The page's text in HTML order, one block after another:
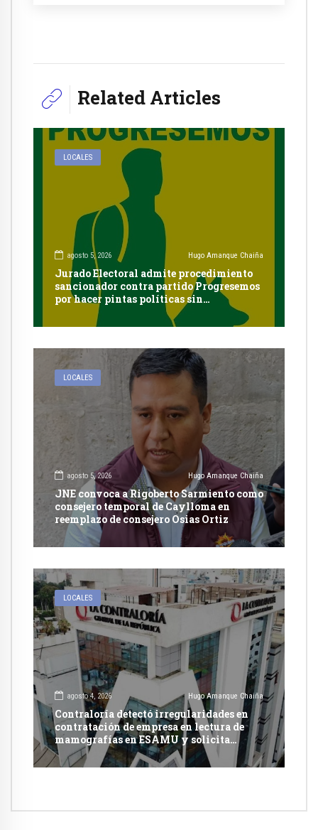
Related Articles
LOCALES
agosto 5, 2026 Hugo Amanque Chaiña
Jurado Electoral admite procedimiento
sancionador contra partido Progresemos
por hacer pintas políticas sin
autorización en Cayma
LOCALES
agosto 5, 2026 Hugo Amanque Chaiña
JNE convoca a Rigoberto Sarmiento como
consejero temporal de Caylloma en
reemplazo de consejero Osias Ortiz
LOCALES
agosto 4, 2026 Hugo Amanque Chaiña
Contraloría detectó irregularidades en
contratación de empresa en lectura de
mamografías en ESAMU y solicita
acciones penales contra funcionarios